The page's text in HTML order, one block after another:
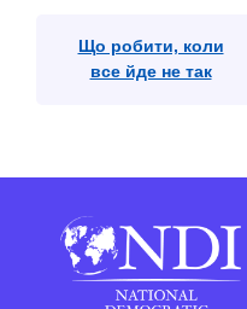
Що робити, коли
все йде не так